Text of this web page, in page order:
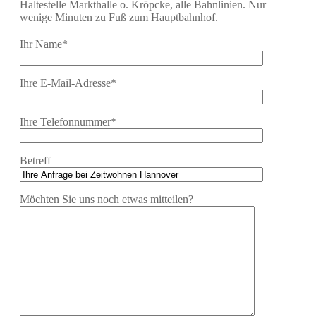
Haltestelle Markthalle o. Kröpcke, alle Bahnlinien. Nur
wenige Minuten zu Fuß zum Hauptbahnhof.
Ihr Name*
Ihre E-Mail-Adresse*
Ihre Telefonnummer*
Betreff
Möchten Sie uns noch etwas mitteilen?